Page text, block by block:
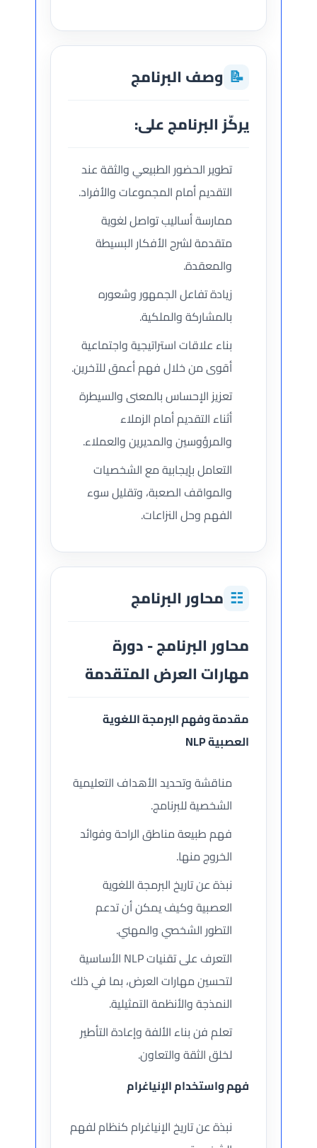
📝 وصف البرنامج
يركّز البرنامج على:
تطوير الحضور الطبيعي والثقة عند
التقديم أمام المجموعات والأفراد.
ممارسة أساليب تواصل لغوية
متقدمة لشرح الأفكار البسيطة
والمعقدة.
زيادة تفاعل الجمهور وشعوره
بالمشاركة والملكية.
بناء علاقات استراتيجية واجتماعية
أقوى من خلال فهم أعمق للآخرين.
تعزيز الإحساس بالمعنى والسيطرة
أثناء التقديم أمام الزملاء
والمرؤوسين والمديرين والعملاء.
التعامل بإيجابية مع الشخصيات
والمواقف الصعبة، وتقليل سوء
الفهم وحل النزاعات.
☷ محاور البرنامج
محاور البرنامج - دورة
مهارات العرض المتقدمة
مقدمة وفهم البرمجة اللغوية
العصبية NLP
مناقشة وتحديد الأهداف التعليمية
الشخصية للبرنامج.
فهم طبيعة مناطق الراحة وفوائد
الخروج منها.
نبذة عن تاريخ البرمجة اللغوية
العصبية وكيف يمكن أن تدعم
التطور الشخصي والمهني.
التعرف على تقنيات NLP الأساسية
لتحسين مهارات العرض، بما في ذلك
النمذجة والأنظمة التمثيلية.
تعلم فن بناء الألفة وإعادة التأطير
لخلق الثقة والتعاون.
فهم واستخدام الإنياغرام
نبذة عن تاريخ الإنياغرام كنظام لفهم